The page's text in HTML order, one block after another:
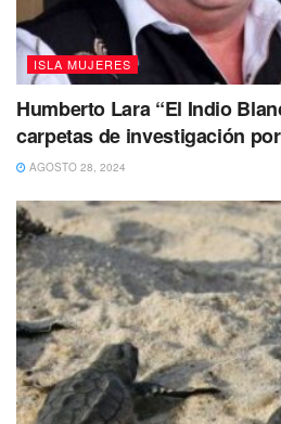
El director de Zofemat en Isla
acciones para mantener en
playas del municipio, participan
personas, quienes desde las 5
la limpieza de los arenales.
ISLA MUJERES
Humberto Lara “El Indio
carpetas de investigación
AGOSTO 28, 2024